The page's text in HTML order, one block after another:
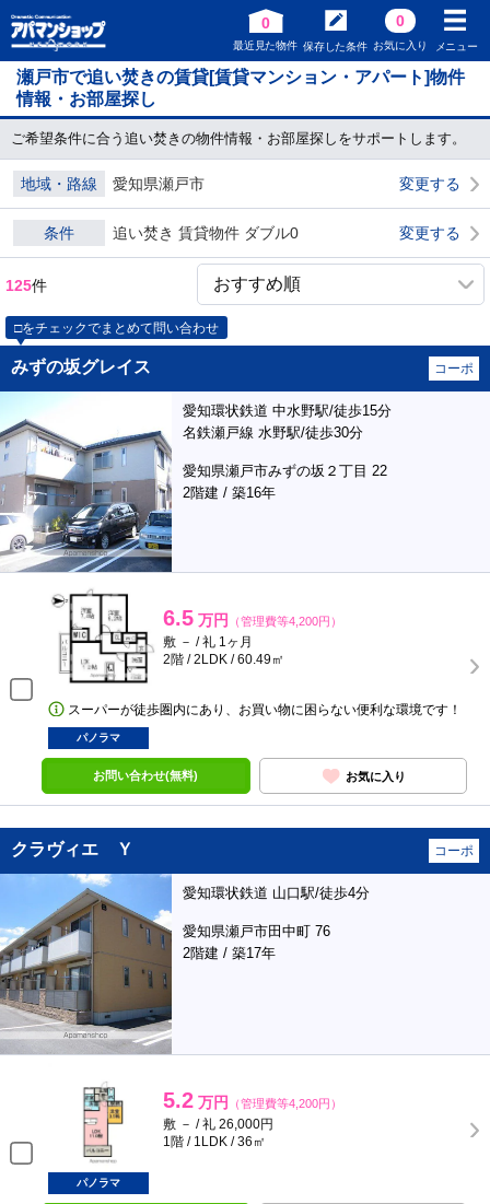
0
最近見た物件 保存した条件
0
お気に入り メニュー
瀬戸市で追い焚きの賃貸[賃貸マンション・アパート]物件
情報・お部屋探し
ご希望条件に合う追い焚きの物件情報・お部屋探しをサポートします。
地域・路線 愛知県瀬戸市 変更する
条件 追い焚き 賃貸物件 ダブル0 変更する
125件
□をチェックでまとめて問い合わせ
みずの坂グレイス コーポ
愛知環状鉄道 中水野駅/徒歩15分
名鉄瀬戸線 水野駅/徒歩30分
愛知県瀬戸市みずの坂２丁目 22
2階建 / 築16年
6.5 万円 （管理費等4,200円）
敷 － / 礼 1ヶ月
2階 / 2LDK / 60.49㎡
スーパーが徒歩圏内にあり、お買い物に困らない便利な環境です！
パノラマ
お問い合わせ(無料) お気に入り
クラヴィエ Ｙ コーポ
愛知環状鉄道 山口駅/徒歩4分
愛知県瀬戸市田中町 76
2階建 / 築17年
5.2 万円 （管理費等4,200円）
敷 － / 礼 26,000円
1階 / 1LDK / 36㎡
パノラマ